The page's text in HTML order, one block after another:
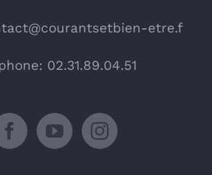
etre.f
02.31.89.04.51